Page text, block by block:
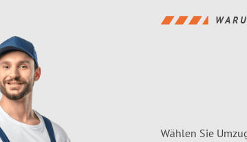
Wählen Sie